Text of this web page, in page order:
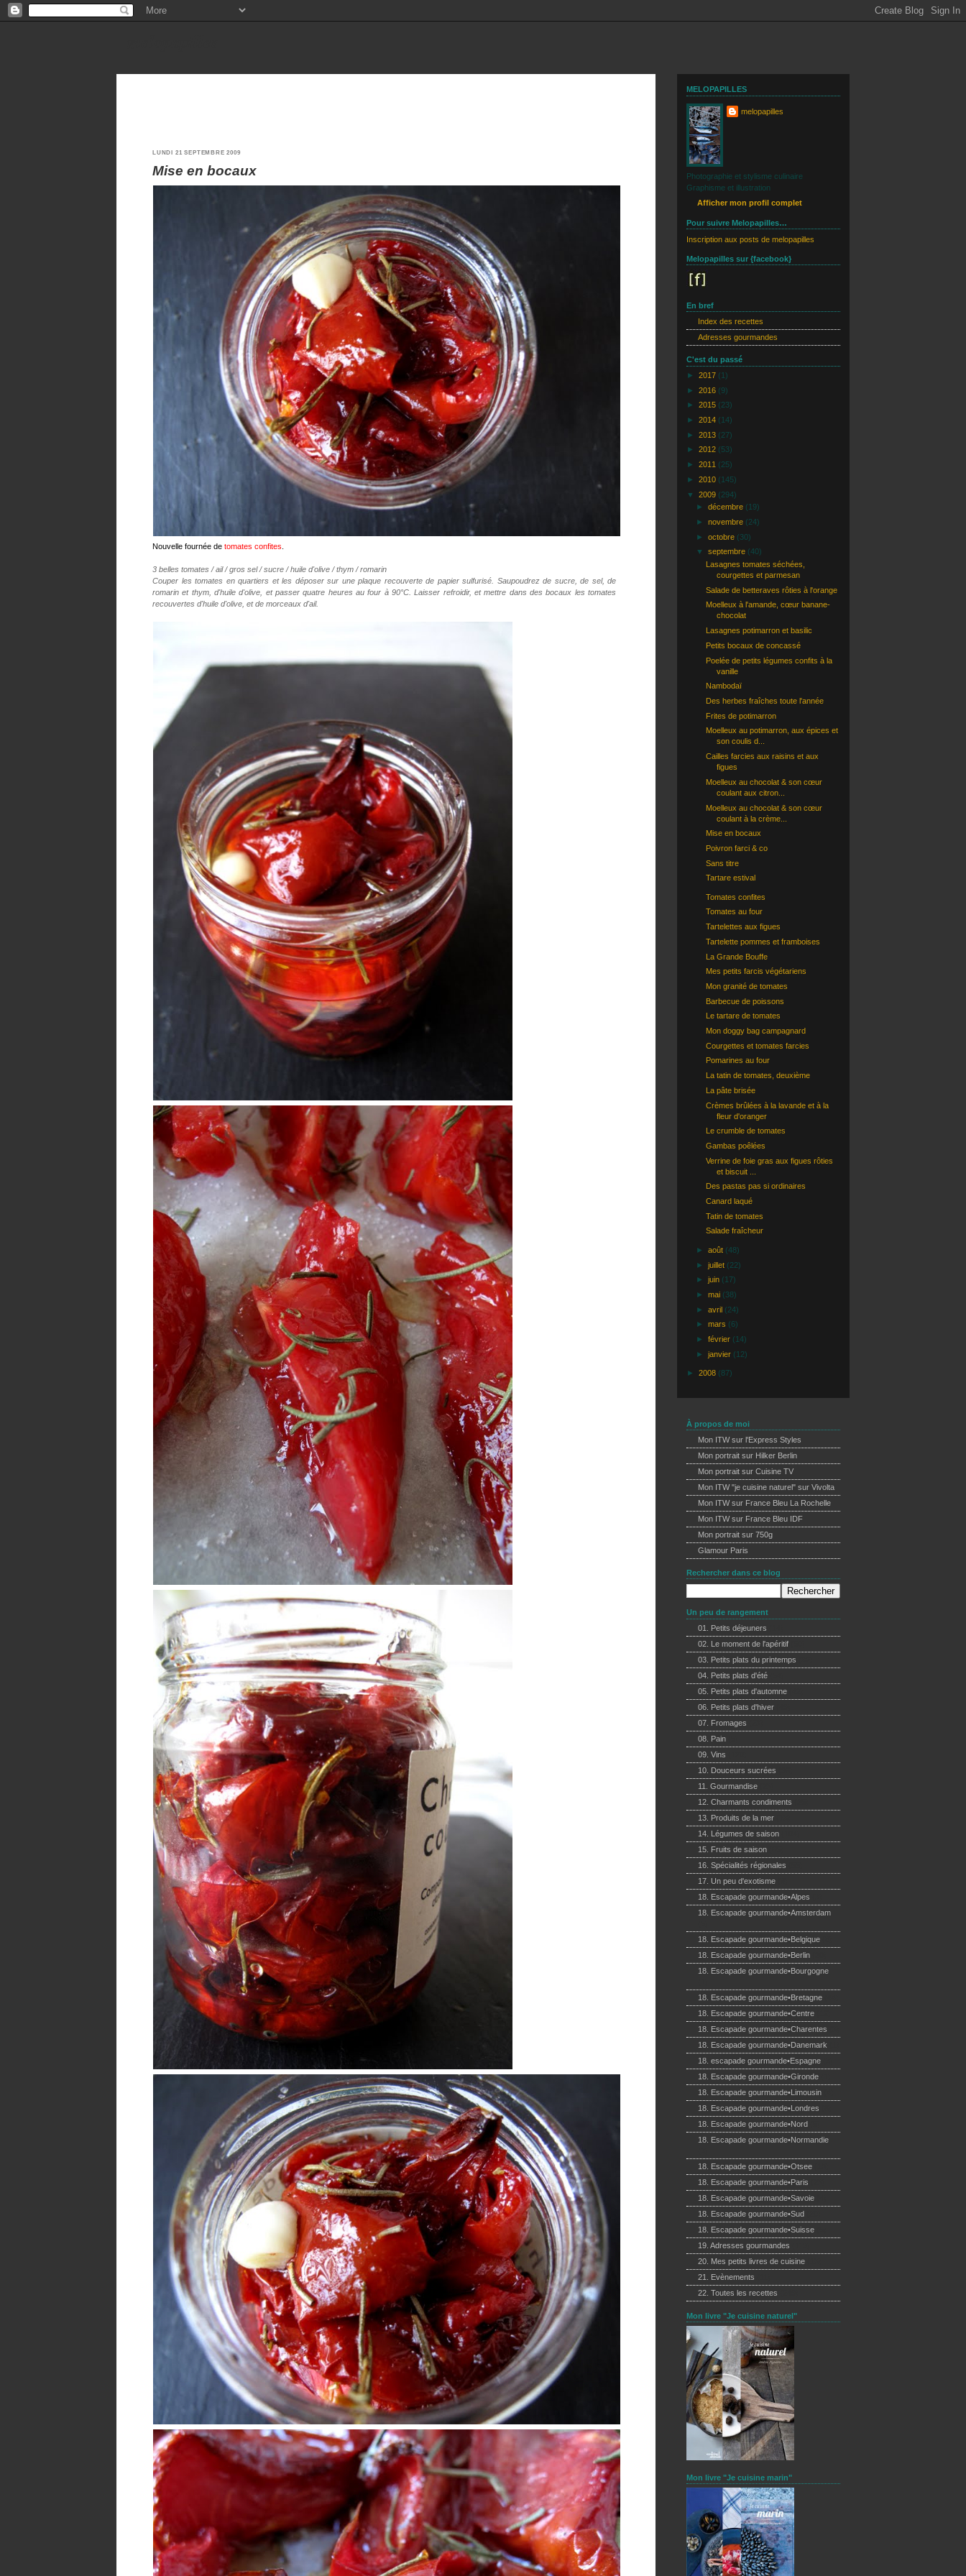
LUNDI 21 SEPTEMBRE 2009
Mise en bocaux
Nouvelle fournée de tomates confites
3 belles tomates / ail / gros sel / sucre / huile d'olive / thym / romarin
Couper les tomates en quartiers et les déposer sur une plaque recouverte de papier sulfurisé. Saupoudrez de sucre, de sel, de
romarin et thym, d'huile d'olive, et passer quatre heures au four à 90°C. Laisser refroidir, et mettre dans des bocaux les tomates
recouvertes d'huile d'olive, et de morceaux d'ail.
MELOPAPILLES
melopapilles
Photographie et stylisme culinaire
Graphisme et illustration
Afficher mon profil complet
Pour suivre Melopapilles…
Inscription aux posts de melopapilles
Melopapilles sur {facebook}
En bref
Index des recettes
Adresses gourmandes
C'est du passé
► 2017 (1)
► 2016 (9)
► 2015 (23)
► 2014 (14)
► 2013 (27)
► 2012 (53)
► 2011 (25)
► 2010 (145)
▼ 2009 (294)
► décembre (19)
► novembre (24)
► octobre (30)
▼ septembre (40)
Lasagnes tomates séchées,
courgettes et parmesan
Salade de betteraves rôties à l'orange
Moelleux à l'amande, cœur banane-
chocolat
Lasagnes potimarron et basilic
Petits bocaux de concassé
Poelée de petits légumes confits à la
vanille
Nambodaï
Des herbes fraîches toute l'année
Frites de potimarron
Moelleux au potimarron, aux épices et
son coulis d...
Cailles farcies aux raisins et aux
figues
Moelleux au chocolat & son cœur
coulant aux citron...
Moelleux au chocolat & son cœur
coulant à la crème...
Mise en bocaux
Poivron farci & co
Sans titre
Tartare estival
Tomates confites
Tomates au four
Tartelettes aux figues
Tartelette pommes et framboises
La Grande Bouffe
Mes petits farcis végétariens
Mon granité de tomates
Barbecue de poissons
Le tartare de tomates
Mon doggy bag campagnard
Courgettes et tomates farcies
Pomarines au four
La tatin de tomates, deuxième
La pâte brisée
Crèmes brûlées à la lavande et à la
fleur d'oranger
Le crumble de tomates
Gambas poêlées
Verrine de foie gras aux figues rôties
et biscuit ...
Des pastas pas si ordinaires
Canard laqué
Tatin de tomates
Salade fraîcheur
► août (48)
► juillet (22)
► juin (17)
► mai (38)
► avril (24)
► mars (6)
► février (14)
► janvier (12)
► 2008 (87)
À propos de moi
Mon ITW sur l'Express Styles
Mon portrait sur Hilker Berlin
Mon portrait sur Cuisine TV
Mon ITW "je cuisine naturel" sur Vivolta
Mon ITW sur France Bleu La Rochelle
Mon ITW sur France Bleu IDF
Mon portrait sur 750g
Glamour Paris
Rechercher dans ce blog
Un peu de rangement
01. Petits déjeuners
02. Le moment de l'apéritif
03. Petits plats du printemps
04. Petits plats d'été
05. Petits plats d'automne
06. Petits plats d'hiver
07. Fromages
08. Pain
09. Vins
10. Douceurs sucrées
11. Gourmandise
12. Charmants condiments
13. Produits de la mer
14. Légumes de saison
15. Fruits de saison
16. Spécialités régionales
17. Un peu d'exotisme
18. Escapade gourmande•Alpes
18. Escapade gourmande•Amsterdam
18. Escapade gourmande•Belgique
18. Escapade gourmande•Berlin
18. Escapade gourmande•Bourgogne
18. Escapade gourmande•Bretagne
18. Escapade gourmande•Centre
18. Escapade gourmande•Charentes
18. Escapade gourmande•Danemark
18. escapade gourmande•Espagne
18. Escapade gourmande•Gironde
18. Escapade gourmande•Limousin
18. Escapade gourmande•Londres
18. Escapade gourmande•Nord
18. Escapade gourmande•Normandie
18. Escapade gourmande•Otsee
18. Escapade gourmande•Paris
18. Escapade gourmande•Savoie
18. Escapade gourmande•Sud
18. Escapade gourmande•Suisse
19. Adresses gourmandes
20. Mes petits livres de cuisine
21. Evènements
22. Toutes les recettes
Mon livre "Je cuisine naturel"
Mon livre "Je cuisine marin"